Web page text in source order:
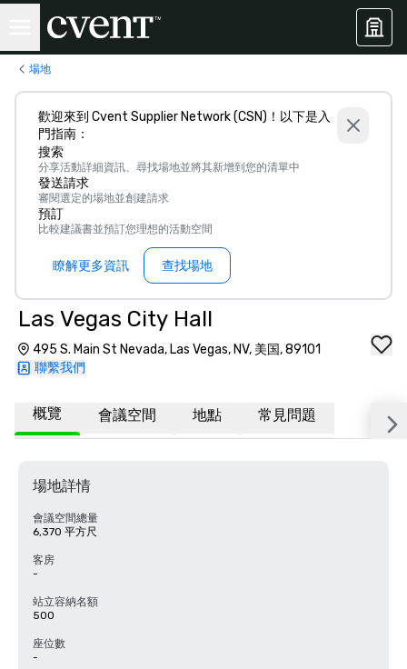
場地
歡迎來到 Cvent Supplier Network (CSN)！以下是入
門指南：
搜索
分享活動詳細資訊、尋找場地並將其新增到您的清單中
發送請求
審閱選定的場地並創建請求
預訂
比較建議書並預訂您理想的活動空間
瞭解更多資訊 查找場地
Las Vegas City Hall
495 S. Main St Nevada, Las Vegas, NV, 美国, 89101
聯繫我們
概覽 會議空間 地點 常見問題
場地詳情
會議空間總量
6,370 平方尺
客房
-
站立容納名額
500
座位數
-